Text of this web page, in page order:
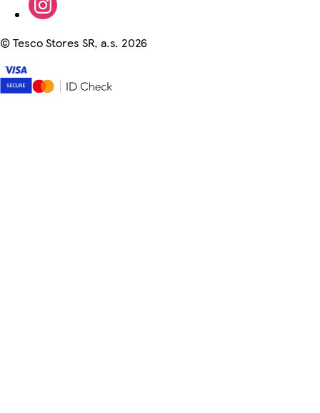
©Tesco Stores SR, a.s. 2026